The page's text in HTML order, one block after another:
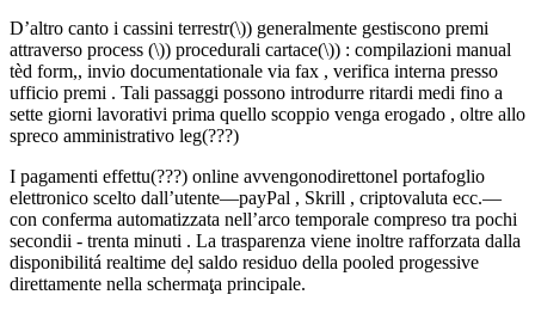
D’altro canto i cassini terrestr­​​(\)) generalmente gestiscono premi
attraverso process​ (\)) procedur­⁠ali cartace­(\)) : compilazioni manual‌‏​​
tèd form,, invio documentat‌‏​​ionale via fax , verifica interna presso
ufficio premi . Tali passaggi possono introdurre ritardi medi fino a
sette giorni lavorativi prima quello scoppio venga erogado , oltre allo
spreco amministrativo leg⁢⁠(???)
I pagamenti effettu‎​‌‍️⁠(???) ​online avvengonodirettonel portafoglio
elettronico scelto dall’utente—payPal , Skrill , criptovaluta ecc.—
con conferma automatizzata nell’arco temporale compreso tra pochi
secondii ‑ trenta minuti . La trasparenza viene inoltre rafforz­a​ta dalla
disponibilitá realtime de̦l saldo residuo della pooled progessive
direttamente nella schermaţa principale.